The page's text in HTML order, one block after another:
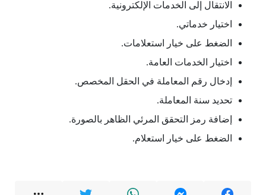
الانتقال إلى الخدمات الإلكترونية.
اختيار خدماتي.
الضغط على خيار استعلامات.
اختيار الخدمات العامة.
إدخال رقم المعاملة في الحقل المخصص.
تحديد سنة المعاملة.
إضافة رمز التحقق المرئي الظاهر بالصورة.
الضغط على خيار استعلام.